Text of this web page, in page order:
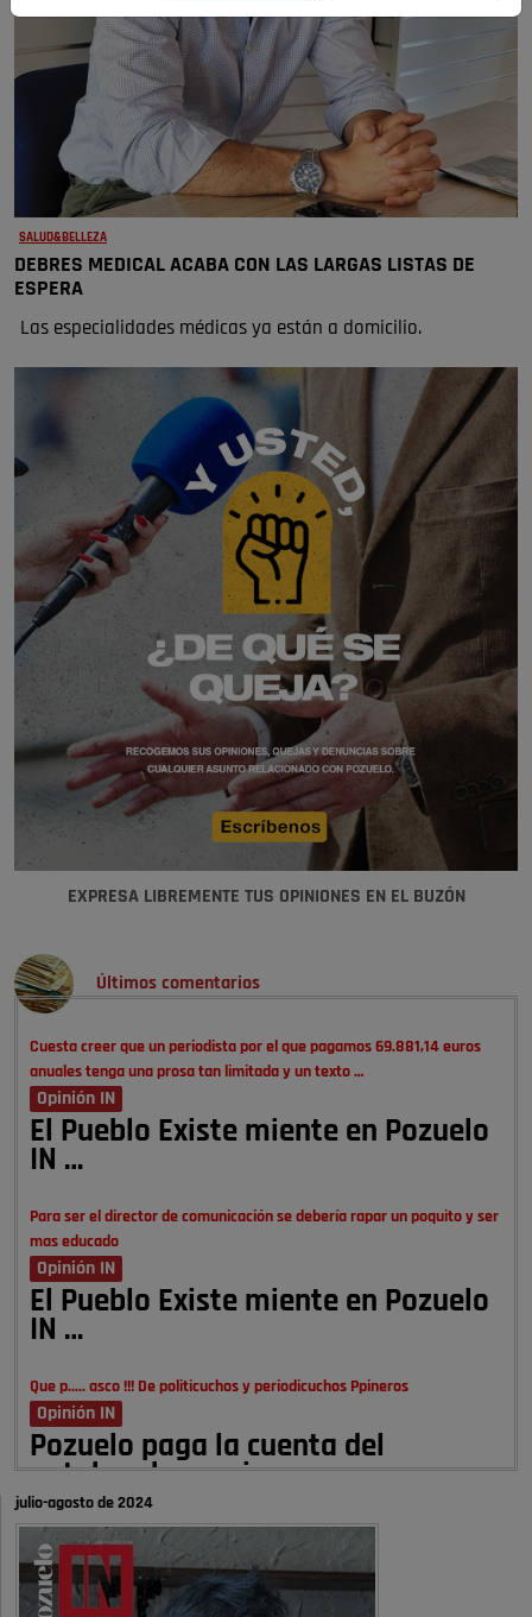
SALUD&BELLEZA
DEBRES MEDICAL ACABA CON LAS LARGAS LISTAS DE
ESPERA
Las especialidades médicas ya están a domicilio.
EXPRESA LIBREMENTE TUS OPINIONES EN EL BUZÓN
Últimos comentarios
Cuesta creer que un periodista por el que pagamos 69.881,14 euros
anuales tenga una prosa tan limitada y un texto …
Opinión IN
El Pueblo Existe miente en Pozuelo
IN …
Para ser el director de comunicación se debería rapar un poquito y ser
mas educado
Opinión IN
El Pueblo Existe miente en Pozuelo
IN …
Que p..... asco !!! De politicuchos y periodicuchos Ppineros
Opinión IN
Pozuelo paga la cuenta del
autobombo: casi …
Señora Alcaldesa Ud no ha vivido nunca en Pozuelo , pero yo si desde
hace más de 60 años , …
Pozuelo de Alarcón
julio-agosto de 2024